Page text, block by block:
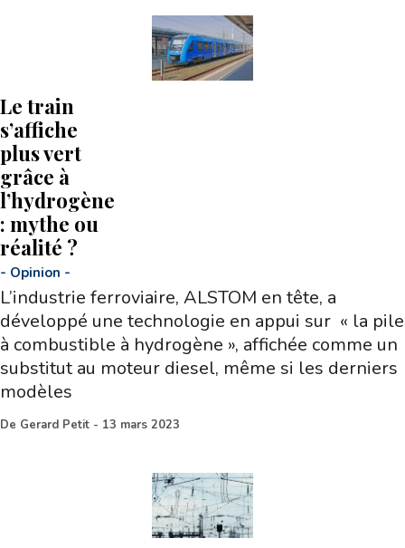
Le train
s’affiche
plus vert
grâce à
l’hydrogène
: mythe ou
réalité ?
- Opinion -
L’industrie ferroviaire, ALSTOM en tête, a
développé une technologie en appui sur « la pile
à combustible à hydrogène », affichée comme un
substitut au moteur diesel, même si les derniers
modèles
De Gerard Petit - 13 mars 2023